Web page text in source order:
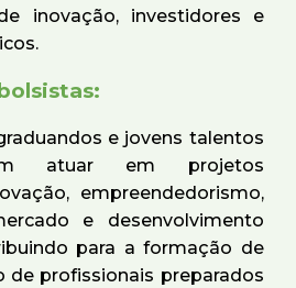
inovação, investidores e
e jovens talentos
atuar em projetos
empreendedorismo,
e desenvolvimento
para a formação de
de profissionais preparados